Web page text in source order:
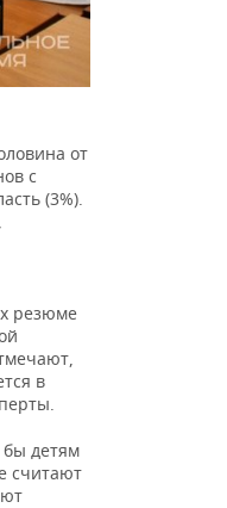
от
с
(3%).
резюме
в
бы детям
считают